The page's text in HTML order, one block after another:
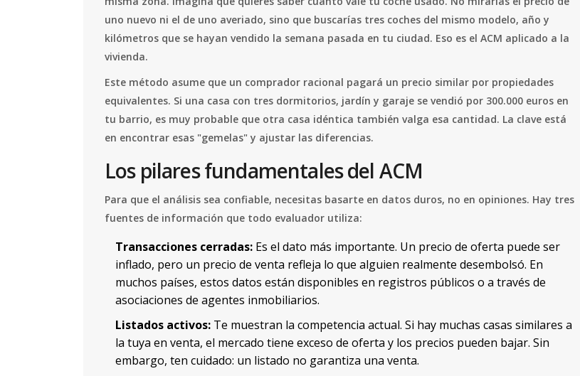
uno nuevo ni el de uno averiado, sino que buscarías tres coches del mismo modelo, año y
kilómetros que se hayan vendido la semana pasada en tu ciudad. Eso es el ACM aplicado a la
vivienda.
Este método asume que un comprador racional pagará un precio similar por propiedades
equivalentes. Si una casa con tres dormitorios, jardín y garaje se vendió por 300.000 euros en
tu barrio, es muy probable que otra casa idéntica también valga esa cantidad. La clave está
en encontrar esas "gemelas" y ajustar las diferencias.
Los pilares fundamentales del ACM
Para que el análisis sea confiable, necesitas basarte en datos duros, no en opiniones. Hay tres
fuentes de información que todo evaluador utiliza:
Transacciones cerradas: Es el dato más importante. Un precio de oferta puede ser
inflado, pero un precio de venta refleja lo que alguien realmente desembolsó. En
muchos países, estos datos están disponibles en registros públicos o a través de
asociaciones de agentes inmobiliarios.
Listados activos: Te muestran la competencia actual. Si hay muchas casas similares a
la tuya en venta, el mercado tiene exceso de oferta y los precios pueden bajar. Sin
embargo, ten cuidado: un listado no garantiza una venta.